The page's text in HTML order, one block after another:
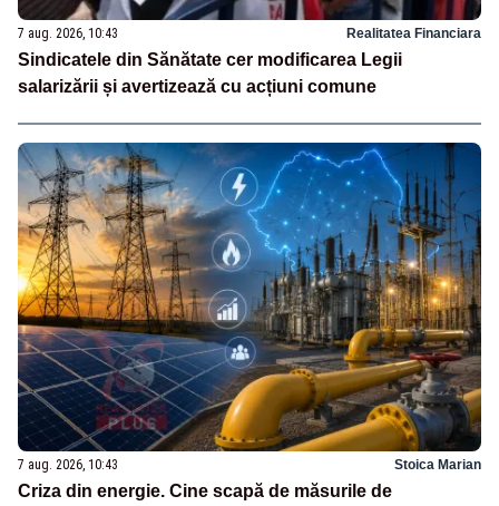
7 aug. 2026, 10:43 Realitatea Financiara
Sindicatele din Sănătate cer modificarea Legii
salarizării și avertizează cu acțiuni comune
7 aug. 2026, 10:43 Stoica Marian
Criza din energie. Cine scapă de măsurile de